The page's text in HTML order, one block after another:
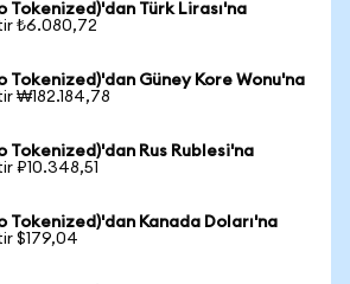
Tokenized)'dan Türk Lirası'na
₺6.080,72
Tokenized)'dan Güney Kore Wonu'na
₩182.184,78
Tokenized)'dan Rus Rublesi'na
₽10.348,51
Tokenized)'dan Kanada Doları'na
$179,04